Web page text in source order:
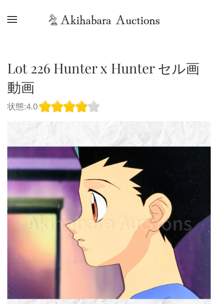
Lot 226 Hunter x Hunter セル画
動画
状態:4.0